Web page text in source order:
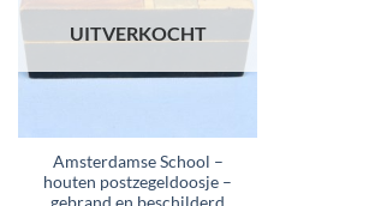
UITVERKOCHT
Amsterdamse School –
houten postzegeldoosje –